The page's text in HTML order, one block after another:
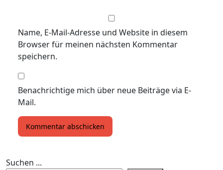
Name, E-Mail-Adresse und Website in diesem
Browser für meinen nächsten Kommentar
speichern.
Benachrichtige mich über neue Beiträge via E-
Mail.
Suchen ...